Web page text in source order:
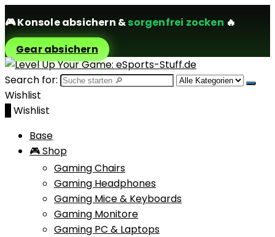
🎮Konsole absichern &sorgenfrei zocken 🔥
Gear absichern
Search for:
Wishlist
Wishlist
Base
🎮 Shop
Gaming Chairs
Gaming Headphones
Gaming Mice & Keyboards
Gaming Monitore
Gaming PC & Laptops